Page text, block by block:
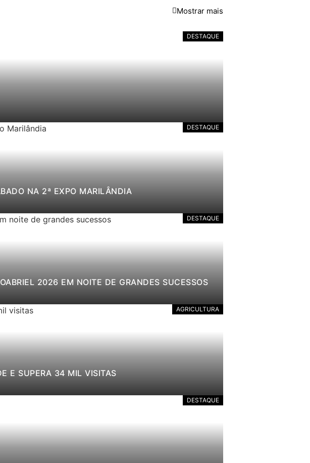
Mostrar mais
DESTAQUE
DESTAQUE
NA 2ª EXPO MARILÂNDIA
DESTAQUE
2026 EM NOITE DE GRANDES SUCESSOS
AGRICULTURA
E SUPERA 34 MIL VISITAS
DESTAQUE